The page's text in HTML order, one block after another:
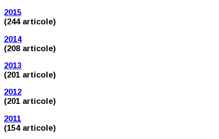
2015
(244 articole)
2014
(208 articole)
2013
(201 articole)
2012
(201 articole)
2011
(154 articole)